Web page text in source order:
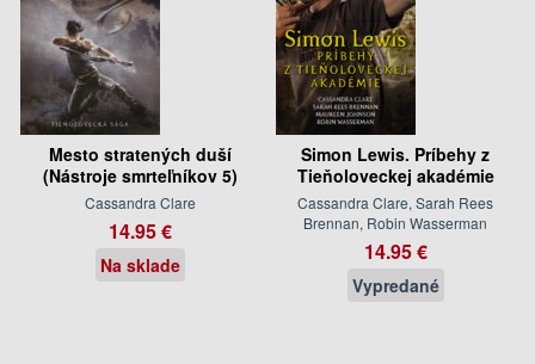
Mesto stratených duší
(Nástroje smrteľníkov 5)
Cassandra Clare
14.95 €
Na sklade
Simon Lewis. Príbehy z
Tieňoloveckej akadémie
Cassandra Clare, Sarah Rees
Brennan, Robin Wasserman
14.95 €
Vypredané